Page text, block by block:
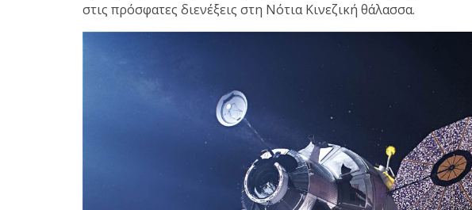
στις πρόσφατες διενέξεις στη Νότια Κινεζική θάλασσα.